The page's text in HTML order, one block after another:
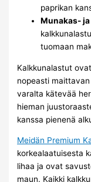
paprikan
Munakas-
tuomaan
Kalkkunalastut
nopeasti
varalta kätevää
hieman
kanssa pienenä
Meidän Premium
korkealaatuisesta
lihaa ja ovat
maun. Kaikki